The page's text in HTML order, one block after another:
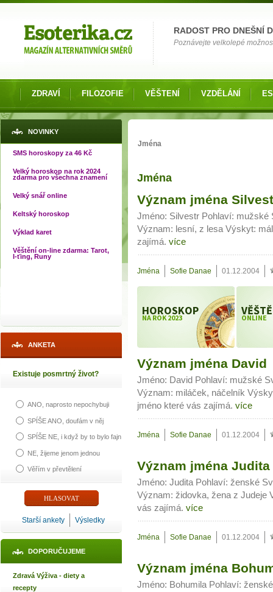
RADOST PRO DNEŠNÍ
Poznávejte velkolepé
ZDRAVÍ FILOZOFIE VĚŠTENÍ VZDĚLÁNÍ
NOVINKY
SMS horoskopy za 46 Kč
Velký horoskop na rok 2024
zdarma pro všechna znamení
Velký snář online
Keltský horoskop
Výklad karet
Věštění on-line zdarma: Tarot,
I-ťing, Runy
ANKETA
Existuje posmrtný život?
ANO, naprosto nepochybuji
SPÍŠE ANO, doufám v něj
SPÍŠE NE, i když by to bylo fajn
NE, žijeme jenom jednou
Věřím v převtělení
Starší ankety Výsledky
DOPORUČUJEME
Zdravá Výživa - diety a
recepty
Jména
Jména
Význam jména
Jméno: Silvestr Pohlaví: mužské
Význam: lesní, z lesa Výskyt:
zajímá. více
Jména Sofie Danae 01.12.2004
HOROSKOP
NA ROK 2023 ONLINE
Význam jména David
Jméno: David Pohlaví: mužské
Význam: miláček, náčelník
jméno které vás zajímá. více
Jména Sofie Danae 01.12.2004
Význam jména Judita
Jméno: Judita Pohlaví: ženské
Význam: židovka, žena z Judeje
vás zajímá. více
Jména Sofie Danae 01.12.2004
Význam jména
Jméno: Bohumila Pohlaví: